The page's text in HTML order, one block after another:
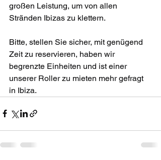
großen Leistung, um von allen
Stränden Ibizas zu klettern.
Bitte, stellen Sie sicher, mit genügend
Zeit zu reservieren, haben wir
begrenzte Einheiten und ist einer
unserer Roller zu mieten mehr gefragt
in Ibiza.